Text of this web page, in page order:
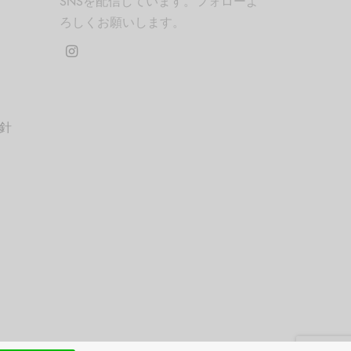
ろしくお願いします。